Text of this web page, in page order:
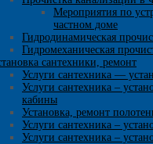
Мероприятия по
частном доме
Гидродинамическая
Гидромеханическая
сантехники, ремонт
Услуги сантехника —
Услуги сантехника –
кабины
Установка, ремонт
Услуги сантехника –
Услуги сантехника –